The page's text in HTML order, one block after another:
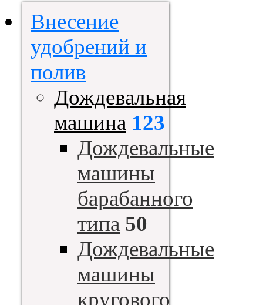
Внесение
удобрений и
полив
Дождевальная
машина 123
Дождевальные
машины
барабанного
типа 50
Дождевальные
машины
кругового